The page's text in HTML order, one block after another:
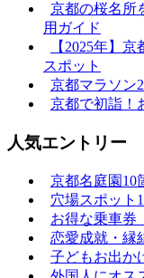
京都の桜名所
用ガイド
【2025年】
スポット
京都マラソン
京都で初詣！
人気エントリー
京都名庭園10
穴場スポット
お得な乗車券
恋愛成就・縁
子どもお出か